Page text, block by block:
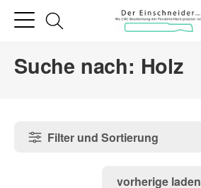
Suche nach: Holz
Filter und Sortierung
vorherige laden